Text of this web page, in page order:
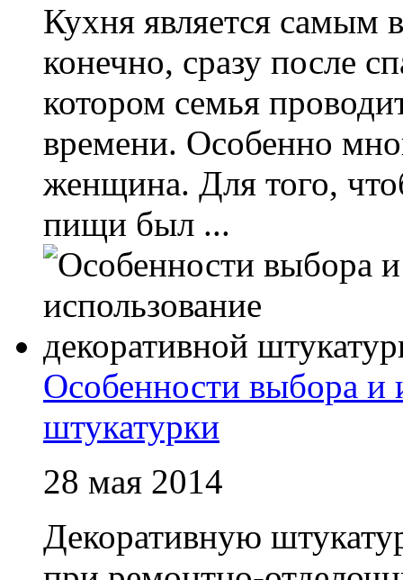
Кухня является самым
конечно, сразу после
котором семья
времени. Особенно
женщина. Для того,
пищи был ...
Особенности выбора и
штукатурки
28 мая 2014
Декоративную